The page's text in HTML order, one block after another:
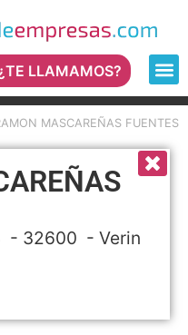
LLAMAMOS?
MASCAREÑAS FUENTES
- 32600 -Verin